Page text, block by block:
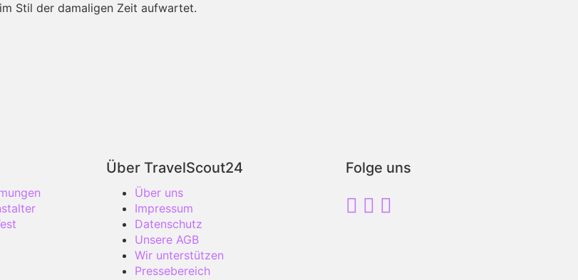
Stil der damaligen Zeit aufwartet.
Über TravelScout24
Über uns
Impressum
Datenschutz
Unsere AGB
Wir unterstützen
Pressebereich
Folge uns